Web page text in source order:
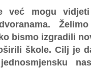
već mogu
bismo izgradili
škole. Cilj je